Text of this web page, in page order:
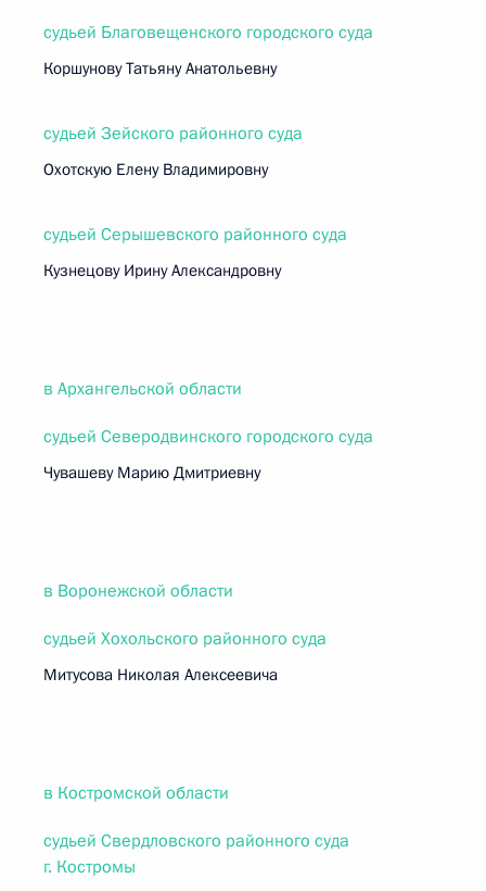
судьей Благовещенского городского суда
Коршунову Татьяну Анатольевну
судьей Зейского районного суда
Охотскую Елену Владимировну
судьей Серышевского районного суда
Кузнецову Ирину Александровну
в Архангельской области
судьей Северодвинского городского суда
Чувашеву Марию Дмитриевну
в Воронежской области
судьей Хохольского районного суда
Митусова Николая Алексеевича
в Костромской области
судьей Свердловского районного суда
г. Костромы